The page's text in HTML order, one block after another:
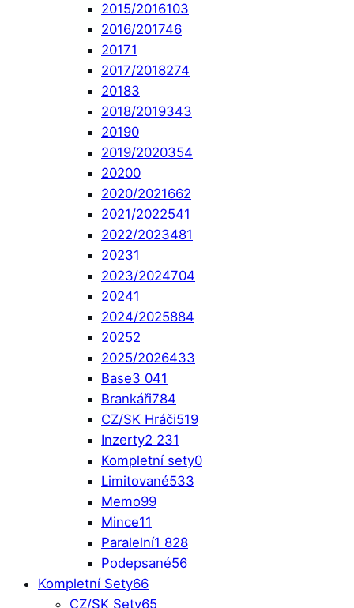
2015/2016103
2016/201746
20171
2017/2018274
20183
2018/2019343
20190
2019/2020354
20200
2020/2021662
2021/2022541
2022/2023481
20231
2023/2024704
20241
2024/2025884
20252
2025/2026433
Base3 041
Brankáři784
CZ/SK Hráči519
Inzerty2 231
Kompletní sety0
Limitované533
Memo99
Mince11
Paralelní1 828
Podepsané56
Kompletní Sety66
CZ/SK Sety65